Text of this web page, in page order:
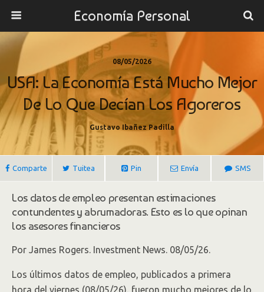
Economía Personal
08/05/2026
USA: La Economía Está Mucho Mejor
De Lo Que Decían Los Agoreros
Gustavo Ibañez Padilla
Comparte Tuitea Pin Envía SMS
Los datos de empleo presentan estimaciones
contundentes y abrumadoras. Esto es lo que opinan
los asesores financieros
Por James Rogers. Investment News. 08/05/26.
Los últimos datos de empleo, publicados a primera
hora del viernes (08/05/26), fueron mucho mejores de lo